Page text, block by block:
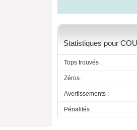
Statistiques pour
Tops trouvés :
Zéros :
Avertissements :
Pénalités :